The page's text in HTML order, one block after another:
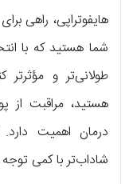
هایفوتراپی، راهی
شما هستید که با
طولانی‌تر و
هستید، مراقبت از
درمان اهمیت
شاداب‌تر با کمی